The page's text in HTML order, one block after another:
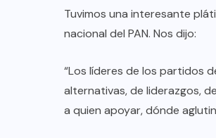
Tuvimos una interesante
nacional del PAN. Nos dijo:
“Los líderes de los partidos
alternativas, de liderazgos,
a quien apoyar, dónde